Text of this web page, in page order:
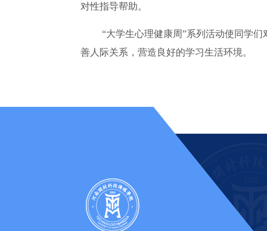
对性指导帮助。
“大学生心理健康周”系列活动使同学
善人际关系，营造良好的学习生活环境。